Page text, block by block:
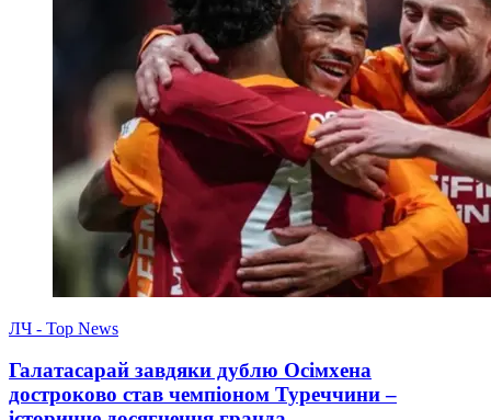
ЛЧ - Top News
Галатасарай завдяки дублю Осімхена
достроково став чемпіоном Туреччини –